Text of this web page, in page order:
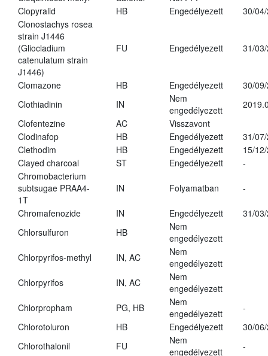
Clopyralid
HB Engedélyezett
30/
Clonostachys rosea
strain J1446
(Gliocladium
catenulatum strain
J1446)
FU Engedélyezett 31/
Clomazone HB Engedélyezett
30/
Clothiadinin
IN
Nem
engedélyezett
Clofentezine
AC
Visszavont
Clodinafop
HB Engedélyezett
31/
Clethodim
HB Engedélyezett
15/
Clayed charcoal
ST Engedélyezett
-
Chromobacterium
subtsugae PRAA4-
1T
IN Folyamatban -
Chromafenozide IN Engedélyezett
31/
Chlorsulfuron
HB
Nem
engedélyezett
Chlorpyrifos-methyl
IN, AC
Nem
engedélyezett
Chlorpyrifos
IN, AC
Nem
engedélyezett
Chlorpropham
PG, HB
Nem
engedélyezett
-
Chlorotoluron
HB Engedélyezett
30/
Chlorothalonil
FU
Nem
engedélyezett
-